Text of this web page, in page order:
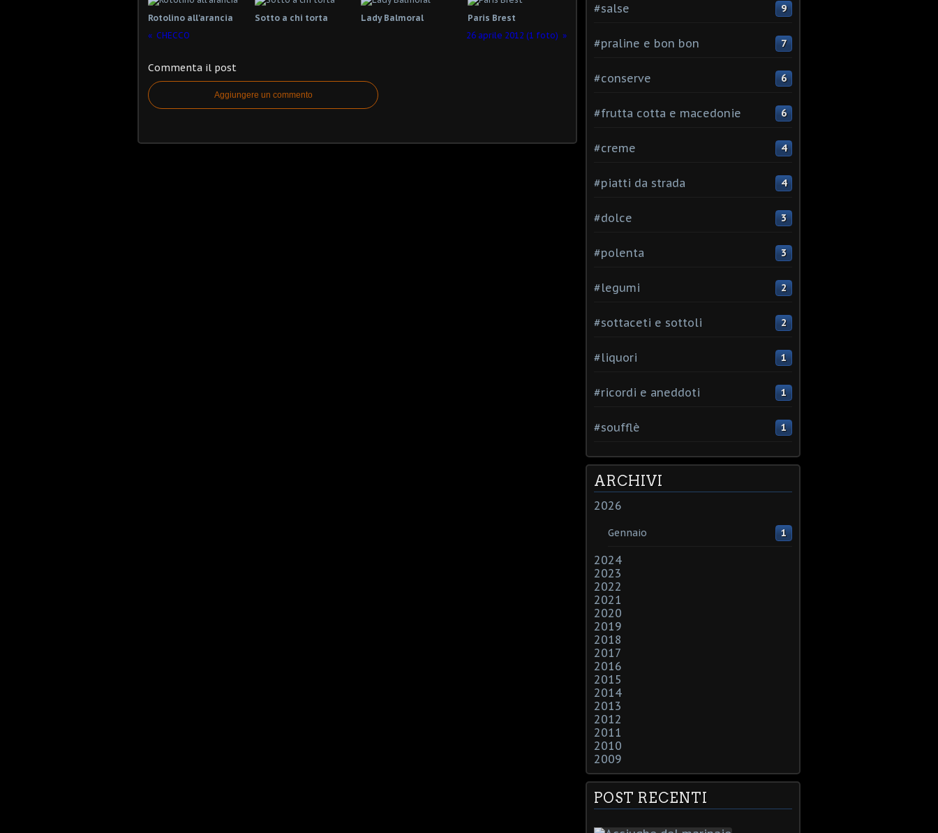
Rotolino all'arancia Sotto a chi torta Lady Balmoral
Paris Brest
CHECCO
26 aprile 2012 (1 foto)
Commenta il post
Aggiungere un commento
#salse 9
#praline e bon bon 7
#conserve 6
#frutta cotta e macedonie 6
#creme 4
#piatti da strada 4
#dolce 3
#polenta 3
#legumi 2
#sottaceti e sottoli 2
#liquori 1
#ricordi e aneddoti 1
#soufflè 1
ARCHIVI
2026
Gennaio 1
2024
2023
2022
2021
2020
2019
2018
2017
2016
2015
2014
2013
2012
2011
2010
2009
POST RECENTI